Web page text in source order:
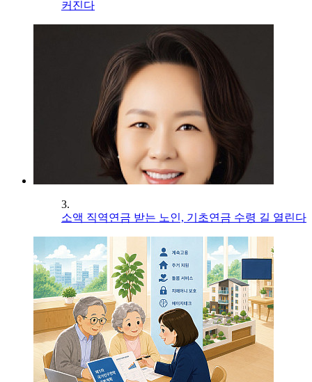
커진다
3.
소액 직역연금 받는 노인, 기초연금 수령 길 열린다